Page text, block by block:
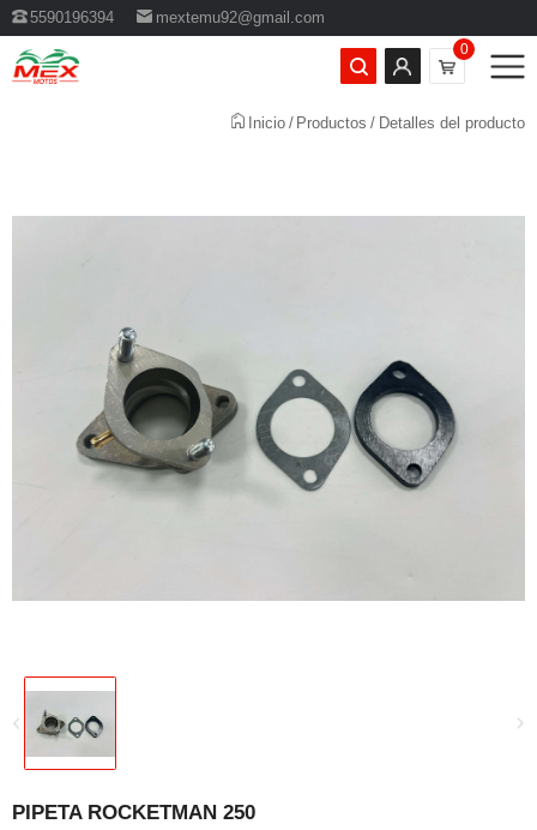
5590196394
mextemu92@gmail.com
0
Inicio Productos Detalles del producto
PIPETA ROCKETMAN 250